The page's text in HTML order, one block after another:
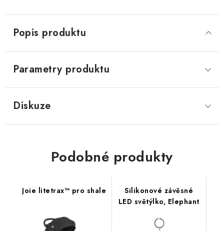
Popis produktu
Parametry produktu
Diskuze
Podobné produkty
Joie litetrax™ pro shale
Silikonové závěsné
LED světýlko, Elephant